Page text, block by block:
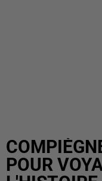
POUR